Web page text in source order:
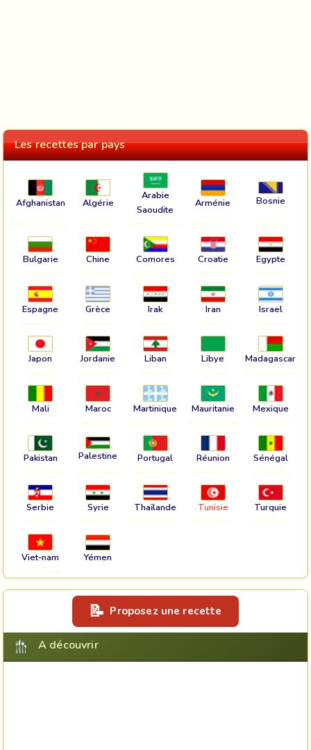
Les recettes par pays
Afghanistan Algérie
Arabie
Saoudite
Arménie Bosnie
Bulgarie Chine Comores Croatie Egypte
Espagne Grèce Irak Iran Israel
Japon Jordanie Liban Libye Madagascar
Mali Maroc Martinique Mauritanie Mexique
Pakistan Palestine Portugal Réunion Sénégal
Serbie Syrie Thaïlande Tunisie Turquie
Viet-nam Yémen
Proposez une recette
A découvrir